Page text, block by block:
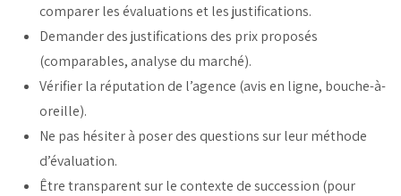
comparer les évaluations et les justifications.
Demander des justifications des prix proposés
(comparables, analyse du marché).
Vérifier la réputation de l’agence (avis en ligne, bouche-à-
oreille).
Ne pas hésiter à poser des questions sur leur méthode
d’évaluation.
Être transparent sur le contexte de succession (pour